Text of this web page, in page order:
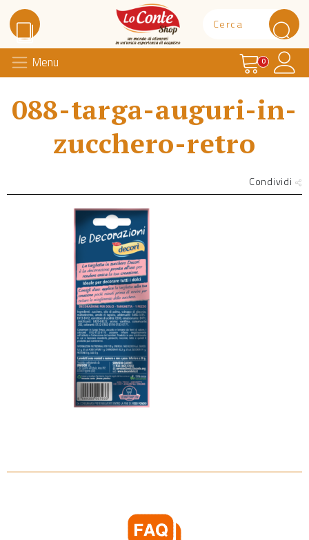
Lo Conte Shop
Menu Carrello
0
088-targa-auguri-in-
zucchero-retro
Condividi